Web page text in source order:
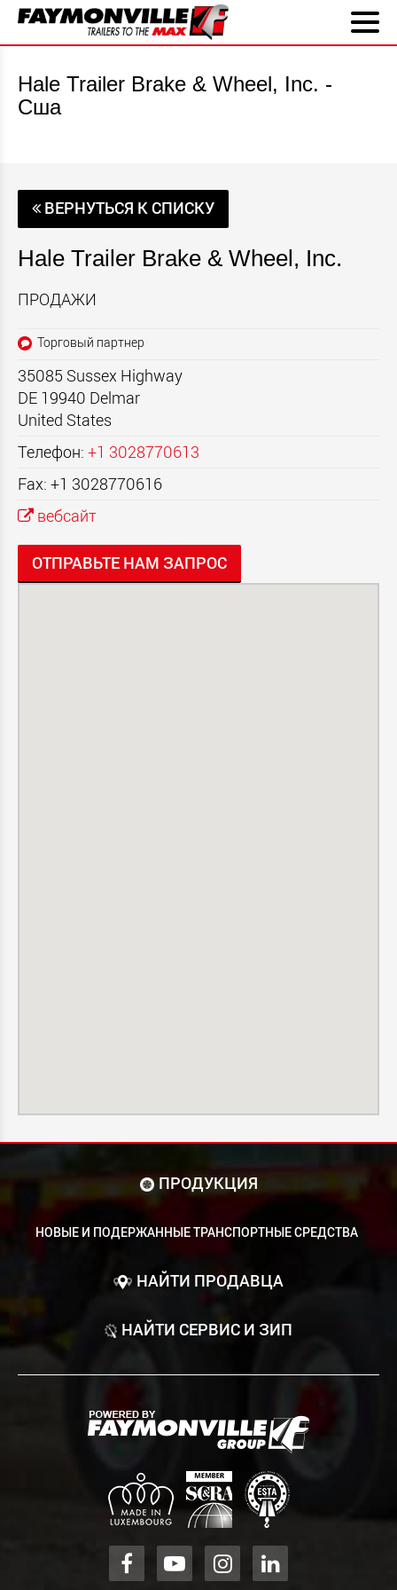
Hale Trailer Brake & Wheel, Inc. -
Сша
ВЕРНУТЬСЯ К СПИСКУ
Hale Trailer Brake & Wheel, Inc.
ПРОДАЖИ
Торговый партнер
35085 Sussex Highway
DE 19940 Delmar
United States
Телефон: +1 3028770613
Fax: +1 3028770616
вебсайт
ОТПРАВЬТЕ НАМ ЗАПРОС
ПРОДУКЦИЯ
НОВЫЕ И ПОДЕРЖАННЫЕ ТРАНСПОРТНЫЕ СРЕДСТВА
НАЙТИ ПРОДАВЦА
НАЙТИ СЕРВИС И ЗИП